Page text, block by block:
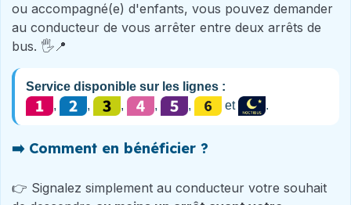
ou accompagné(e) d'enfants, vous pouvez demander
au conducteur de vous arrêter entre deux arrêts de
bus. 🖐📍
Service disponible sur les lignes :
,
, , , , et .
➡️ Comment en bénéficier ?
👉 Signalez simplement au conducteur votre souhait